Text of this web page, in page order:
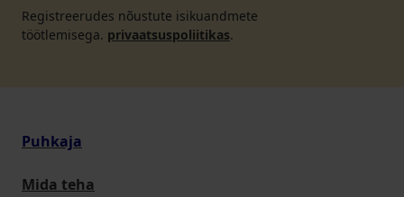
Registreerudes nõustute isikuandmete
töötlemisega. privaatsuspoliitikas.
Puhkaja
Mida teha